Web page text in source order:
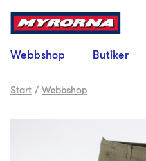
Webbshop Butiker
Start /Webbshop